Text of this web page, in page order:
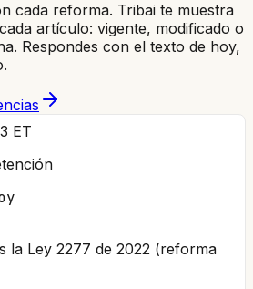
cada reforma. Tribai te muestra
artículo: vigente, modificado o
Respondes con el texto de hoy,
ET
la Ley 2277 de 2022 (reforma